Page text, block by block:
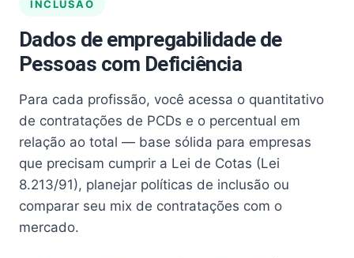
INCLUSÃO
Dados de empregabilidade de
Pessoas com Deficiência
Para cada profissão, você acessa o quantitativo
de contratações de PCDs e o percentual em
relação ao total — base sólida para empresas
que precisam cumprir a Lei de Cotas (Lei
8.213/91), planejar políticas de inclusão ou
comparar seu mix de contratações com o
mercado.